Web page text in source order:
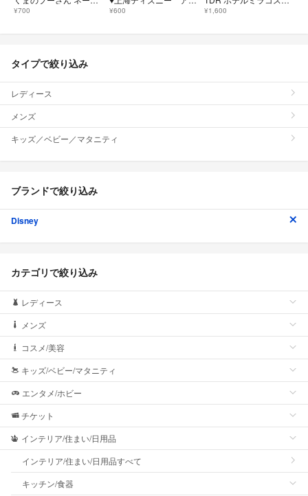
¥700 ¥600 ¥1,600
タイプで絞り込み
レディース
メンズ
キッズ／ベビー／マタニティ
ブランドで絞り込み
Disney
カテゴリで絞り込み
レディース
メンズ
コスメ/美容
キッズ/ベビー/マタニティ
エンタメ/ホビー
チケット
インテリア/住まい/日用品
インテリア/住まい/日用品すべて
キッチン/食器